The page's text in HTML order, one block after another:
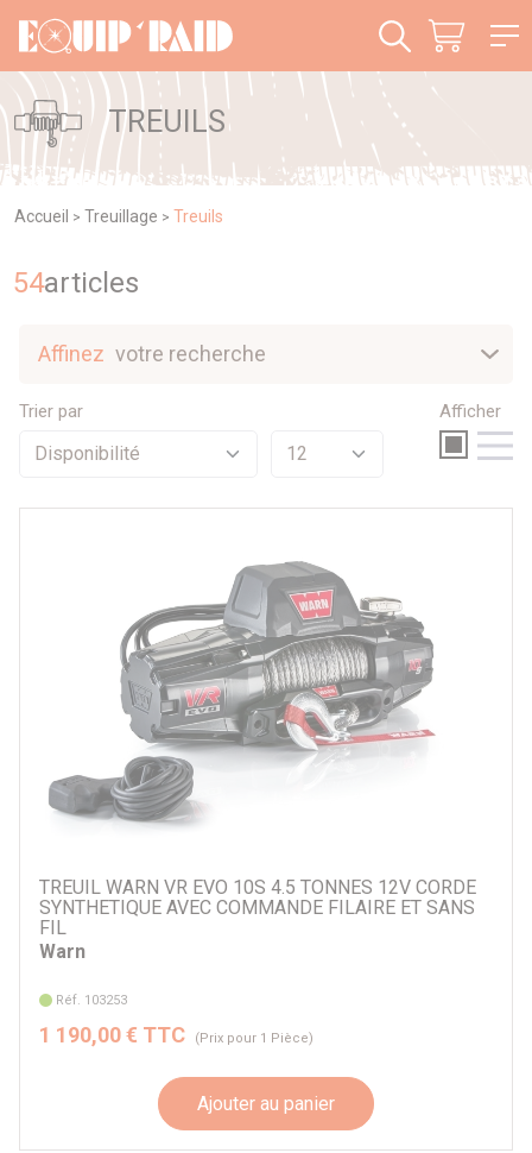
TREUILS
Accueil > Treuillage > Treuils
54articles
Trier par Afficher
TREUIL WARN VR EVO 10S 4.5 TONNES 12V CORDE
SYNTHETIQUE AVEC COMMANDE FILAIRE ET SANS
FIL
Warn
Réf. 103253
1 190,00 € TTC (Prix pour 1 Pièce)
Ajouter au panier
Affinez votre recherche
Promotions
Par marque
Come-Up
T-MAX
Par véhicule
Panneau de gestion des cookies